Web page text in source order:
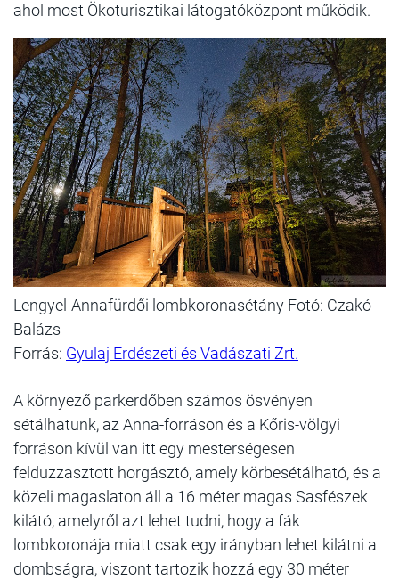
ahol most Ökoturisztikai látogatóközpont működik.
Lengyel-Annafürdői lombkoronasétány Fotó: Czakó
Balázs
Forrás: Gyulaj Erdészeti és Vadászati Zrt.
A környező parkerdőben számos ösvényen
sétálhatunk, az Anna-forráson és a Kőris-völgyi
forráson kívül van itt egy mesterségesen
felduzzasztott horgásztó, amely körbesétálható, és a
közeli magaslaton áll a 16 méter magas Sasfészek
kilátó, amelyről azt lehet tudni, hogy a fák
lombkoronája miatt csak egy irányban lehet kilátni a
dombságra, viszont tartozik hozzá egy 30 méter